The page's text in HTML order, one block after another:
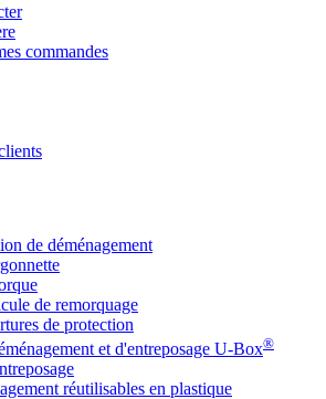
commandes
de déménagement
de remorquage
de protection
et d'entreposage U-Box®
réutilisables en plastique